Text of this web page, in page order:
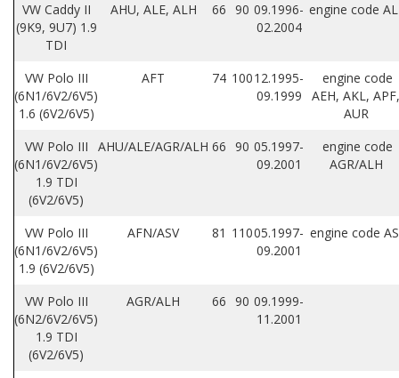
VW Caddy II
(9K9, 9U7) 1.9
TDI
AHU, ALE, ALH 66 90 09.1996-
02.2004
engine code
VW Polo III
(6N1/6V2/6V5)
1.6 (6V2/6V5)
AFT 74 10012.1995-
09.1999
engine code
AEH, AKL, APF,
AUR
VW Polo III
(6N1/6V2/6V5)
1.9 TDI
(6V2/6V5)
AHU/ALE/AGR/ALH 66 90 05.1997-
09.2001
engine code
AGR/ALH
VW Polo III
(6N1/6V2/6V5)
1.9 (6V2/6V5)
AFN/ASV 81 11005.1997-
09.2001
engine code
VW Polo III
(6N2/6V2/6V5)
1.9 TDI
(6V2/6V5)
AGR/ALH 66 90 09.1999-
11.2001